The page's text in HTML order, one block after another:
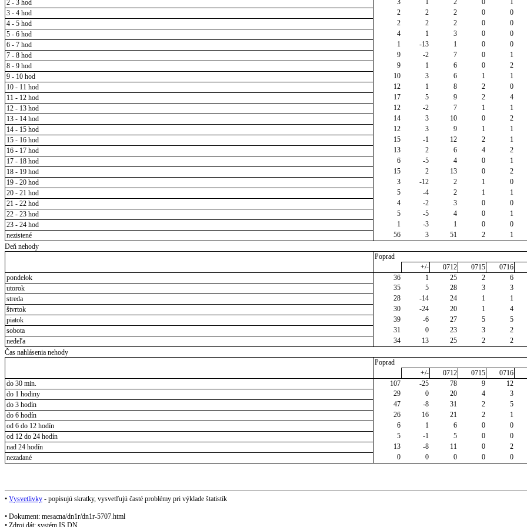
2 - 3 hod
3 1 2 0 1
3 - 4 hod
2 2 2 0 0
4 - 5 hod
2 2 2 0 0
5 - 6 hod
4 1 3 0 0
6 - 7 hod
1 -13 1 0 0
7 - 8 hod
9 -2 7 0 1
8 - 9 hod
9 1 6 0 2
9 - 10 hod
10 3 6 1 1
10 - 11 hod
12 1 8 2 0
11 - 12 hod
17 5 9 2 4
12 - 13 hod
12 -2 7 1 1
13 - 14 hod
14 3 10 0 2
14 - 15 hod
12 3 9 1 1
15 - 16 hod
15 -1 12 2 1
16 - 17 hod
13 2 6 4 2
17 - 18 hod
6 -5 4 0 1
18 - 19 hod
15 2 13 0 2
19 - 20 hod
3 -12 2 1 0
20 - 21 hod
5 -4 2 1 1
21 - 22 hod
4 -2 3 0 0
22 - 23 hod
5 -5 4 0 1
23 - 24 hod
1 -3 1 0 0
nezistené
56 3 51 2 1
Deň nehody
Poprad
+/-
0712 0715 0716
pondelok
36 1 25 2 6
utorok
35 5 28 3 3
streda
28 -14 24 1 1
štvrtok
30 -24 20 1 4
piatok
39 -6 27 5 5
sobota
31 0 23 3 2
nedeľa
34 13 25 2 2
Čas nahlásenia nehody
Poprad
+/-
0712 0715 0716
do 30 min.
107 -25 78 9 12
do 1 hodiny
29 0 20 4 3
do 3 hodín
47 -8 31 2 5
do 6 hodín
26 16 21 2 1
od 6 do 12 hodín
6 1 6 0 0
od 12 do 24 hodín
5 -1 5 0 0
nad 24 hodín
13 -8 11 0 2
nezadané
0 0 0 0 0
• Vysvetlivky - popisujú skratky, vysvetľujú časté problémy pri výklade štatistík
• Dokument: mesacna/dn1r/dn1r-5707.html
• Zdroj dát: systém IS DN